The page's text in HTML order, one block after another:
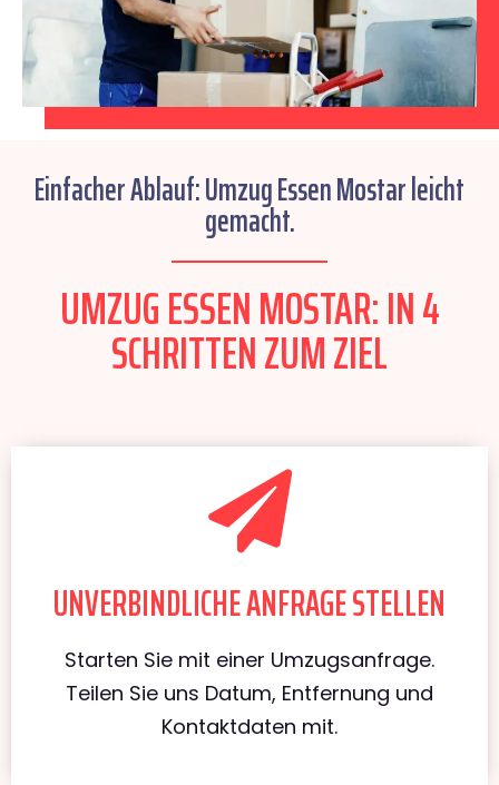
Einfacher Ablauf: Umzug Essen Mostar leicht
gemacht.
UMZUG ESSEN MOSTAR: IN 4
SCHRITTEN ZUM ZIEL
UNVERBINDLICHE ANFRAGE STELLEN
Starten Sie mit einer Umzugsanfrage.
Teilen Sie uns Datum, Entfernung und
Kontaktdaten mit.